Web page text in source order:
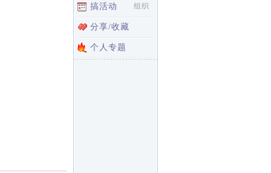
搞活动 组织
分享/收藏
个人专题